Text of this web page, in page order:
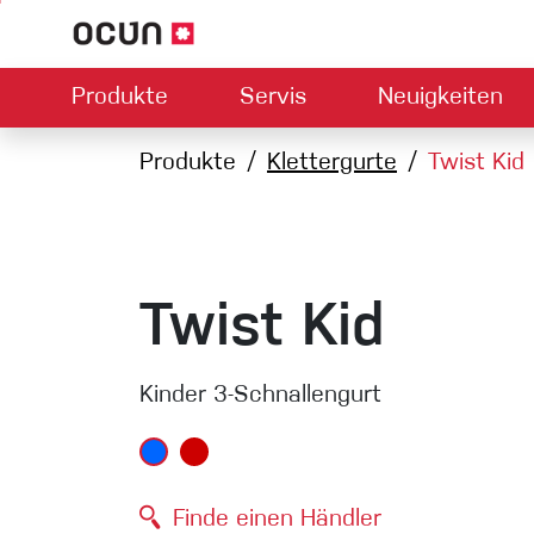
Produkte
Kletterschuhe
Bouldermatten
Via ferrata
Schlingen
Helme
Hardware
Servis
Händlersuche Kontakt Downloads
Neuigkeiten
Climbing
Über uns
Produkte Klettergurte Twist Kid
Twist Kid
Kinder 3-Schnallengurt
Finde einen Händler